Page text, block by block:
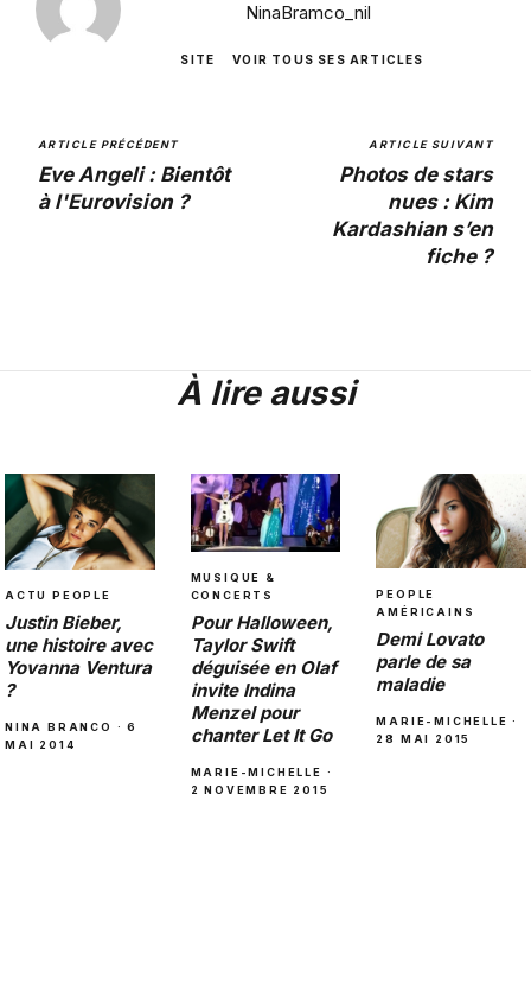
NinaBramco_nil
SITE VOIR TOUS SES ARTICLES
ARTICLE PRÉCÉDENT
Eve Angeli : Bientôt
à l'Eurovision ?
ARTICLE SUIVANT
Photos de stars
nues : Kim
Kardashian s’en
fiche ?
À lire aussi
ACTU PEOPLE
Justin Bieber,
une histoire avec
Yovanna Ventura
?
NINA BRANCO · 6
MAI 2014
MUSIQUE &
CONCERTS
Pour Halloween,
Taylor Swift
déguisée en Olaf
invite Indina
Menzel pour
chanter Let It Go
MARIE-MICHELLE ·
2 NOVEMBRE 2015
PEOPLE
AMÉRICAINS
Demi Lovato
parle de sa
maladie
MARIE-MICHELLE ·
28 MAI 2015